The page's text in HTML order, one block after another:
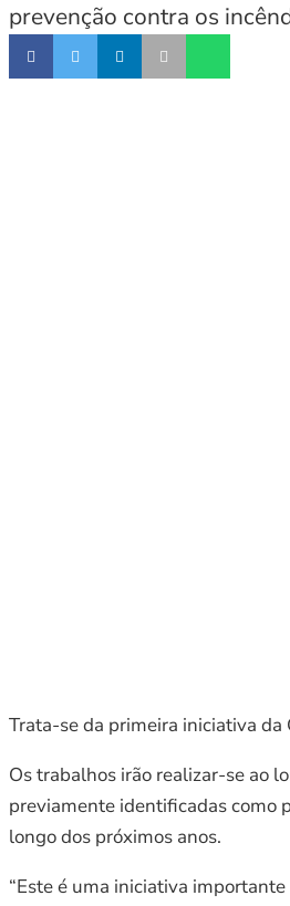
prevenção contra os
Trata-se da primeira iniciativa da
Os trabalhos irão realizar-se ao
previamente identificadas como
longo dos próximos anos.
“Este é uma iniciativa